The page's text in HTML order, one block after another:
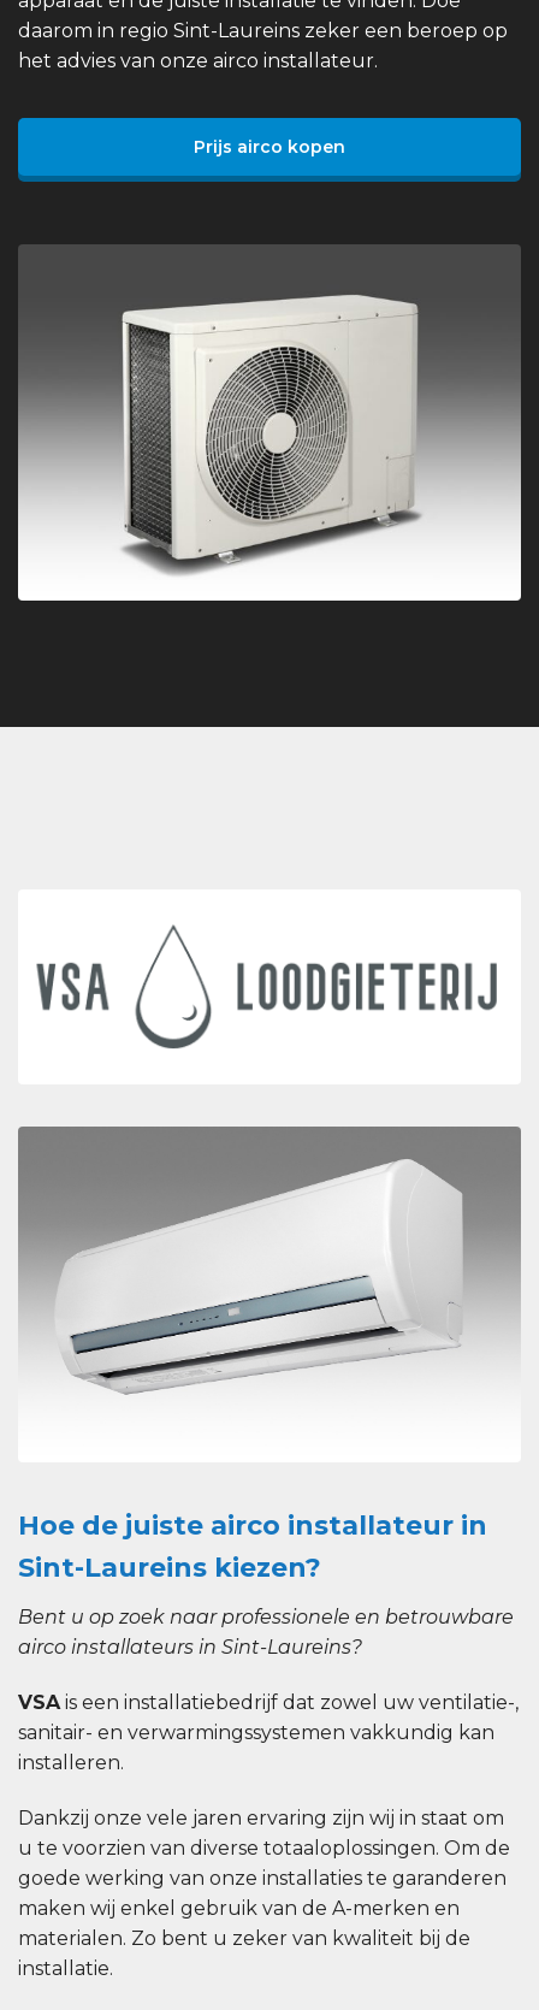
daarom in regio Sint-Laureins zeker een beroep op
het advies van onze airco installateur.
Prijs airco kopen
Hoe de juiste airco installateur in
Sint-Laureins kiezen?
Bent u op zoek naar professionele en betrouwbare
airco installateurs in Sint-Laureins?
VSAis een installatiebedrijf dat zowel uw ventilatie-,
sanitair- en verwarmingssystemen vakkundig kan
installeren.
Dankzij onze vele jaren ervaring zijn wij in staat om
u te voorzien van diverse totaaloplossingen. Om de
goede werking van onze installaties te garanderen
maken wij enkel gebruik van de A-merken en
materialen. Zo bent u zeker van kwaliteit bij de
installatie.